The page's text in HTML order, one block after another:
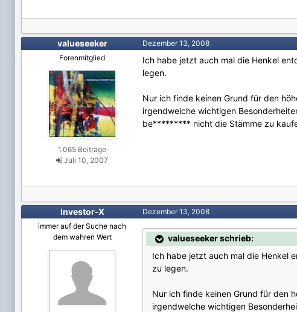
valueseeker
Forenmitglied
1.065 Beiträge
Juli 10, 2007
Dezember 13, 2008
Ich habe jetzt auch mal die Henkel
legen.
Nur ich finde keinen Grund für den
irgendwelche wichtigen
be********* nicht die Stämme zu
Investor-X
immer auf der Suche nach
dem wahren Wert
Dezember 13, 2008
valueseeker schrieb:
Ich habe jetzt auch mal die Henkel
zu legen.
Nur ich finde keinen Grund für den
irgendwelche wichtigen